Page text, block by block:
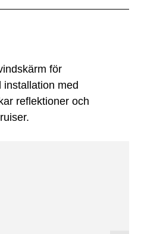
för
installation med
reflektioner och